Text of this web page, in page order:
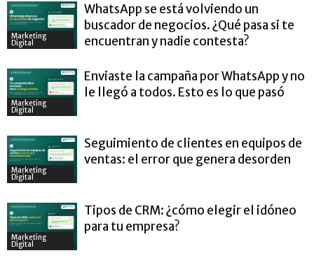
Marketing
Digital
WhatsApp se está volviendo un
buscador de negocios. ¿Qué pasa si te
encuentran y nadie contesta?
Marketing
Digital
Enviaste la campaña por WhatsApp y no
le llegó a todos. Esto es lo que pasó
Marketing
Digital
Seguimiento de clientes en equipos de
ventas: el error que genera desorden
Marketing
Digital
Tipos de CRM: ¿cómo elegir el idóneo
para tu empresa?